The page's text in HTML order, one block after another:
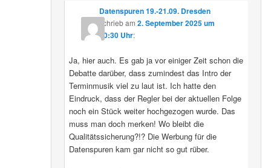
Datenspuren 19.-21.09. Dresden
schriebam 2. September 2025 um
10:30 Uhr:
Ja, hier auch. Es gab ja vor einiger Zeit schon die
Debatte darüber, dass zumindest das Intro der
Terminmusik viel zu laut ist. Ich hatte den
Eindruck, dass der Regler bei der aktuellen Folge
noch ein Stück weiter hochgezogen wurde. Das
muss man doch merken! Wo bleibt die
Qualitätssicherung?!? Die Werbung für die
Datenspuren kam gar nicht so gut rüber.